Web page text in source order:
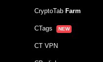
CryptoTab Farm
CTags NEW
CT VPN